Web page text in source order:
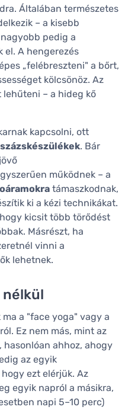
Általában természetes
– a kisebb
pedig a
el. A hengerezés
„felébreszteni" a bőrt,
kölcsönöz. Az
– a hideg kő
kapcsolni, ott
. Bár
működnek – a
támaszkodnak,
ki a kézi technikákat.
kicsit több törődést
Másrészt, ha
vinni a
lehetnek.
nélkül
a "face yoga" vagy a
Ez nem más, mint az
hasonlóan ahhoz, ahogy
az egyik
ezt elérjük. Az
egyik napról a másikra,
napi 5–10 perc)